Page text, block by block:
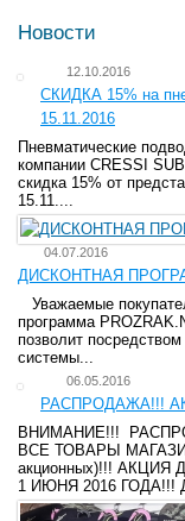
Новости
12.10.2016
СКИДКА 15% на
15.11.2016
Пневматические
компании CRESSI
скидка 15% от
15.11....
04.07.2016
ДИСКОНТНАЯ
Уважаемые
программа
позволит
системы...
06.05.2016
РАСПРОДАЖА!!!
ВНИМАНИЕ!!!
ВСЕ ТОВАРЫ
акционных)!!! АКЦИЯ
1 ИЮНЯ 2016 ГОДА!!!